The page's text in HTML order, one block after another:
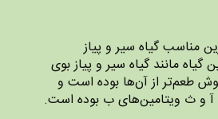
مناسب گیاه سیر و پیاز
گیاه مانند گیاه سیر و پیاز بوی
طعم‌تر از آن‌ها بوده است و
آ و ث ویتامین‌های ب بوده است.